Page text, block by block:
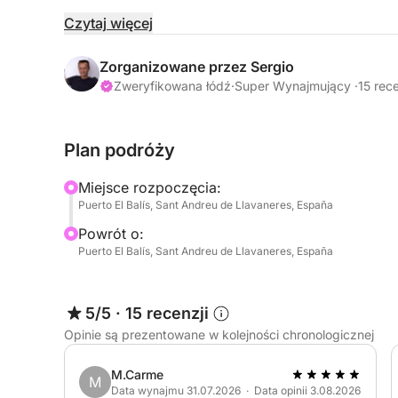
3 kabiny dwuosobowe (1 dla kapitana i 2
Miejsca dla 10 osób
kotwiczna, prysznic pokładowy, zwijany genua,
kąpielowa, trap, elektryczna pompa zęzowa,
Nawigacja
Autopilot, lornetka, instrumenty wiatrowe, GPS,
Wyposażenie wewnętrzne
Galeria, ciepła woda, stereo, piekarnik,
odtwarzacz CD, telewizor, słodka woda,
Czytaj więcej
Zorganizowane przez Sergio
Zweryfikowana łódź·Super Wynajmujący ·15
Plan podróży
Miejsce rozpoczęcia:
Puerto El Balís, Sant Andreu de Llavaneres, España
Powrót o:
Puerto El Balís, Sant Andreu de Llavaneres, España
5/5 · 15 recenzji
Opinie są prezentowane w kolejności chronologicznej
M M.Carme
Data wynajmu 31.07.2026 · Data opinii 3.08.2026